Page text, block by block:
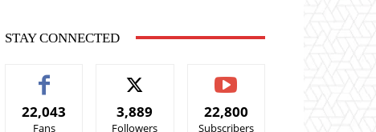
STAY CONNECTED
22,043
Fans
3,889
Followers
22,800
Subscribers